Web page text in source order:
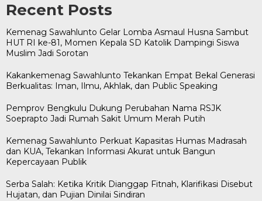
Recent Posts
Kemenag Sawahlunto Gelar Lomba Asmaul Husna Sambut
HUT RI ke-81, Momen Kepala SD Katolik Dampingi Siswa
Muslim Jadi Sorotan
Kakankemenag Sawahlunto Tekankan Empat Bekal Generasi
Berkualitas: Iman, Ilmu, Akhlak, dan Public Speaking
Pemprov Bengkulu Dukung Perubahan Nama RSJK
Soeprapto Jadi Rumah Sakit Umum Merah Putih
Kemenag Sawahlunto Perkuat Kapasitas Humas Madrasah
dan KUA, Tekankan Informasi Akurat untuk Bangun
Kepercayaan Publik
Serba Salah: Ketika Kritik Dianggap Fitnah, Klarifikasi Disebut
Hujatan, dan Pujian Dinilai Sindiran